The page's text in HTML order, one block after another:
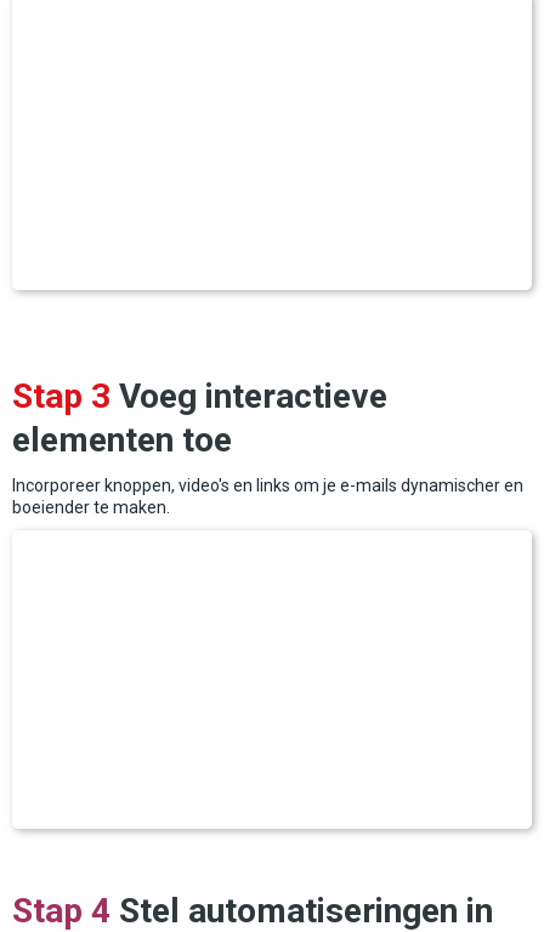
Stap 3 Voeg interactieve
elementen toe
Incorporeer knoppen, video's en links om je e-mails dynamischer en
boeiender te maken.
Stap 4 Stel automatiseringen in